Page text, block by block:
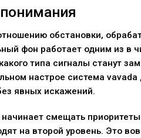
обстановки,
фон работает одним из в
типа сигналы станут
настрое система vavada
явных искажений.
начинает смещать
на второй уровень. Это